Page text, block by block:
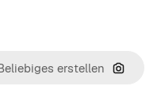
Nach